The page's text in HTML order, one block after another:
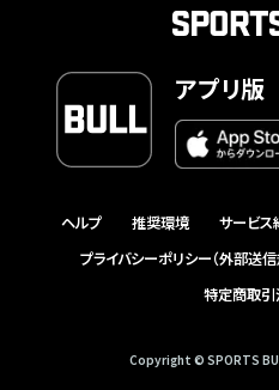
アプリ版
ヘルプ 推奨環境 サービス
プライバシーポリシー（外部送
特定商取
Copyright © SPORTS